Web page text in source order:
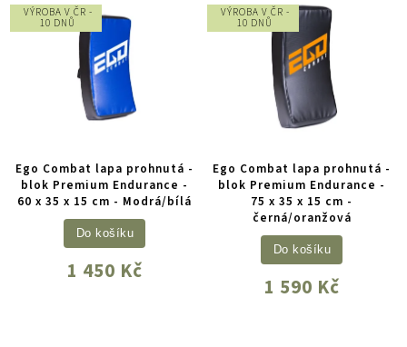
VÝROBA V ČR -
10 DNŮ
Ego Combat lapa prohnutá -
blok Premium Endurance -
60 x 35 x 15 cm - Modrá/bílá
1 450 Kč
Do košíku
VÝROBA V ČR -
10 DNŮ
Ego Combat lapa prohnutá -
blok Premium Endurance -
75 x 35 x 15 cm -
černá/oranžová
1 590 Kč
Do košíku